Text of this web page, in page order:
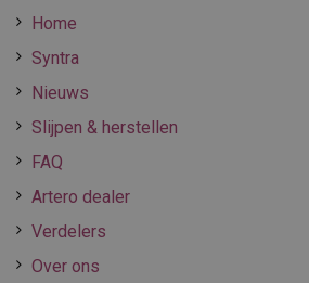
Home
Syntra
Nieuws
Slijpen & herstellen
FAQ
Artero dealer
Verdelers
Over ons